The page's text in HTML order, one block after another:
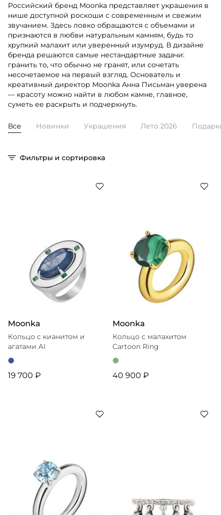
Российский бренд Moonka представляет украшения в
нише доступной роскоши с современным и свежим
звучанием. Здесь ловко обращаются с объемами и
признаются в любви натуральным камням, будь то
хрупкий малахит или уверенный изумруд. В дизайне
бренда решаются самые нестандартные задачи:
гранить то, что обычно не гранят, или сочетать
несочетаемое на первый взгляд. Основатель и
креативный директор Moonka Анна Письман уверена
— красоту можно найти в любом камне, главное,
суметь ее раскрыть и подчеркнуть.
Все Новинки Украшения Лето 2026
Фильтры и сортировка
Moonka
Кольцо с кианитом и
агатами AI
19 700 ₽
Moonka
Кольцо с малахитом
Cartoon Ring
40 900 ₽